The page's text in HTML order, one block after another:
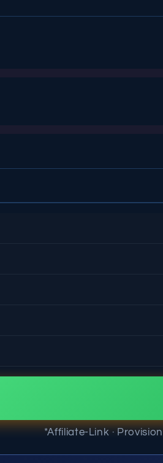
*Affiliate-Link ·